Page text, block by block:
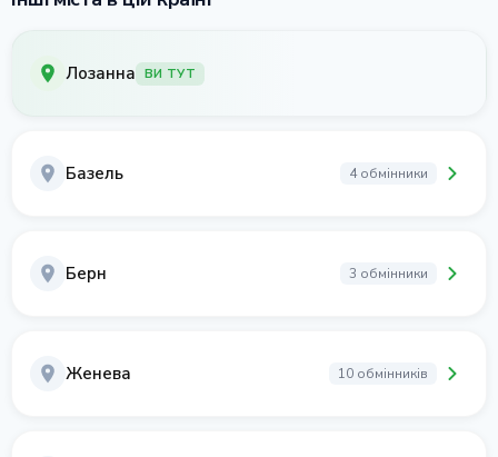
Лозанна ВИ ТУТ
Базель 4 обмінники
Берн 3 обмінники
Женева 10 обмінників